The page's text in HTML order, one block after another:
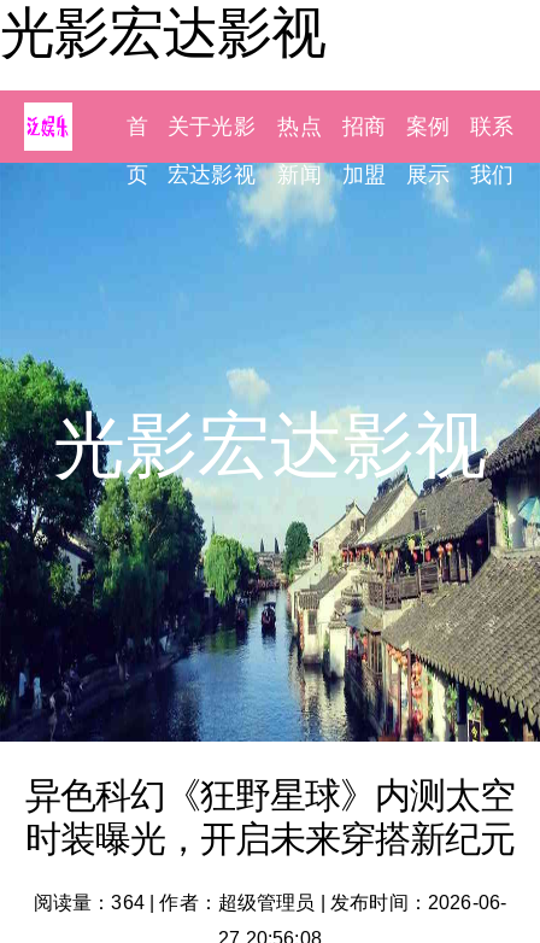
光影宏达影视
首
页
关于光影
宏达影视
热点
新闻
招商
加盟
案例
展示
联系
我们
光影宏达影视
异色科幻《狂野星球》内测太空
时装曝光，开启未来穿搭新纪元
阅读量：364|作者：超级管理员
发布时间：2026-06-
27 20:56:08